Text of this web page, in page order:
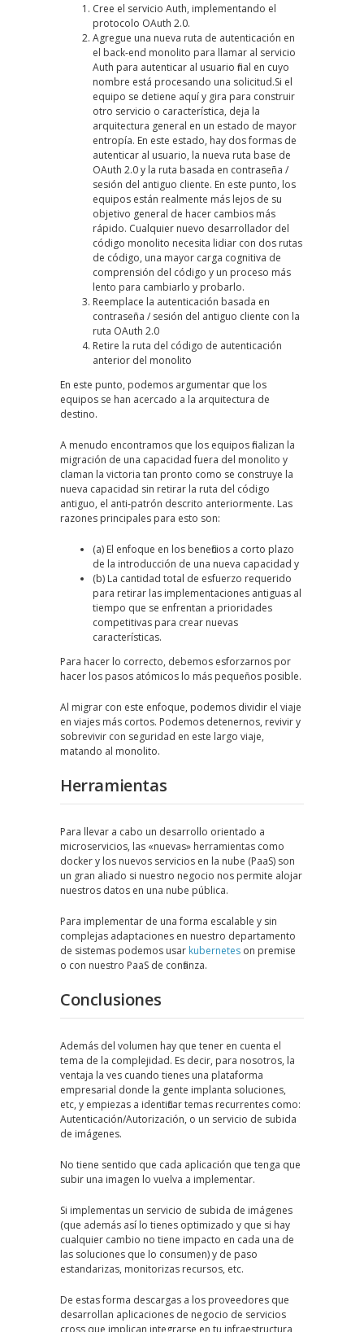
Cree el servicio Auth, implementando el
protocolo OAuth 2.0.
Agregue una nueva ruta de autenticación en
el back-end monolito para llamar al servicio
Auth para autenticar al usuario final en cuyo
nombre está procesando una solicitud.Si el
equipo se detiene aquí y gira para construir
otro servicio o característica, deja la
arquitectura general en un estado de mayor
entropía. En este estado, hay dos formas de
autenticar al usuario, la nueva ruta base de
OAuth 2.0 y la ruta basada en contraseña /
sesión del antiguo cliente. En este punto, los
equipos están realmente más lejos de su
objetivo general de hacer cambios más
rápido. Cualquier nuevo desarrollador del
código monolito necesita lidiar con dos rutas
de código, una mayor carga cognitiva de
comprensión del código y un proceso más
lento para cambiarlo y probarlo.
Reemplace la autenticación basada en
contraseña / sesión del antiguo cliente con la
ruta OAuth 2.0
Retire la ruta del código de autenticación
anterior del monolito
En este punto, podemos argumentar que los
equipos se han acercado a la arquitectura de
destino.
A menudo encontramos que los equipos finalizan la
migración de una capacidad fuera del monolito y
claman la victoria tan pronto como se construye la
nueva capacidad sin retirar la ruta del código
antiguo, el anti-patrón descrito anteriormente. Las
razones principales para esto son:
(a) El enfoque en los beneficios a corto plazo
de la introducción de una nueva capacidad y
(b) La cantidad total de esfuerzo requerido
para retirar las implementaciones antiguas al
tiempo que se enfrentan a prioridades
competitivas para crear nuevas
características.
Para hacer lo correcto, debemos esforzarnos por
hacer los pasos atómicos lo más pequeños posible.
Al migrar con este enfoque, podemos dividir el viaje
en viajes más cortos. Podemos detenernos, revivir y
sobrevivir con seguridad en este largo viaje,
matando al monolito.
Herramientas
Para llevar a cabo un desarrollo orientado a
microservicios, las «nuevas» herramientas como
docker y los nuevos servicios en la nube (PaaS) son
un gran aliado si nuestro negocio nos permite alojar
nuestros datos en una nube pública.
Para implementar de una forma escalable y sin
complejas adaptaciones en nuestro departamento
de sistemas podemos usar kubernetes on premise
o con nuestro PaaS de confianza.
Conclusiones
Además del volumen hay que tener en cuenta el
tema de la complejidad. Es decir, para nosotros, la
ventaja la ves cuando tienes una plataforma
empresarial donde la gente implanta soluciones,
etc, y empiezas a identificar temas recurrentes como:
Autenticación/Autorización, o un servicio de subida
de imágenes.
No tiene sentido que cada aplicación que tenga que
subir una imagen lo vuelva a implementar.
Si implementas un servicio de subida de imágenes
(que además así lo tienes optimizado y que si hay
cualquier cambio no tiene impacto en cada una de
las soluciones que lo consumen) y de paso
estandarizas, monitorizas recursos, etc.
De estas forma descargas a los proveedores que
desarrollan aplicaciones de negocio de servicios
cross que implican integrarse en tu infraestructura,